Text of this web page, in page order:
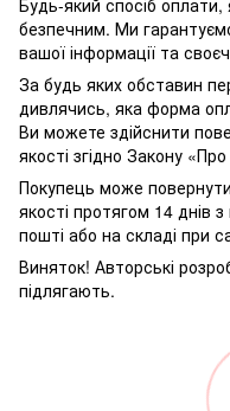
безпечним. Ми
вашої інформації та
За будь яких обставин
дивлячись, яка форма
Ви можете здійснити
якості згідно Закону
Покупець може
якості протягом 14 днів
пошті або на складі при
Виняток! Авторські
підлягають.